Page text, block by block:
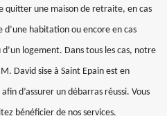
quitter une maison de retraite, en cas
habitation ou encore en cas
logement. Dans tous les cas, notre
David sise à Saint Epain est en
d’assurer un débarras réussi. Vous
bénéficier de nos services.